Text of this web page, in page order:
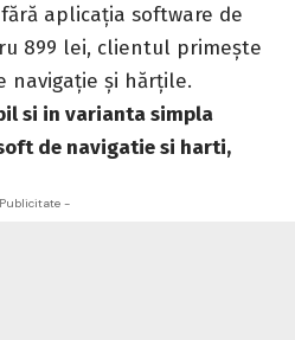
aplicaţia software de
899 lei, clientul primeşte
navigaţie şi hărţile.
si in varianta simpla
de navigatie si harti,
-